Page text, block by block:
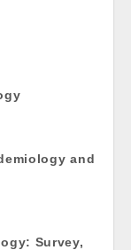
and
Survey,